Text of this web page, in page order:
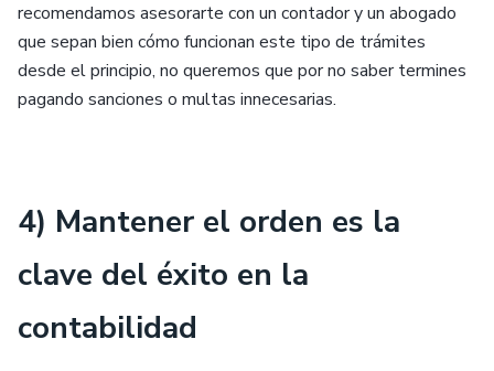
recomendamos asesorarte con un contador y un abogado
que sepan bien cómo funcionan este tipo de trámites
desde el principio, no queremos que por no saber termines
pagando sanciones o multas innecesarias.
4) Mantener el orden es la
clave del éxito en la
contabilidad